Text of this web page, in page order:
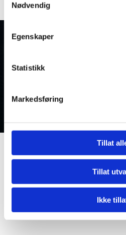
Nødvendig
Egenskaper
Statistikk
Markedsføring
Tillat
Tillat
Ikke
«En foretrukken leverandør
TSR skal gjøre hver enkelt